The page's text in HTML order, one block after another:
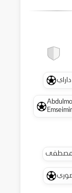
Emseimir
مصطفى